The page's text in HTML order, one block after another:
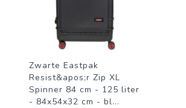
Zwarte Eastpak
Resist&apos;r Zip XL
Spinner 84 cm - 125 liter
- 84x54x32 cm - bl...